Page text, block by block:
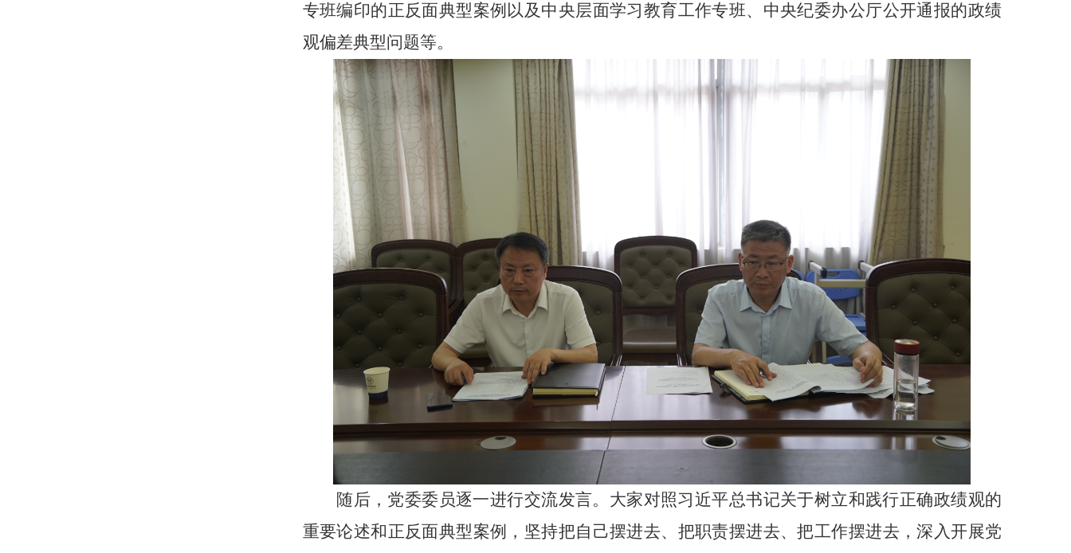
专班编印的正反面典型案例以及中央层面学习教育工作专班、中央纪委办公厅公开通报的政绩
观偏差典型问题等。
随后，党委委员逐一进行交流发言。大家对照习近平总书记关于树立和践行正确政绩观的
重要论述和正反面典型案例，坚持把自己摆进去、把职责摆进去、把工作摆进去，深入开展党